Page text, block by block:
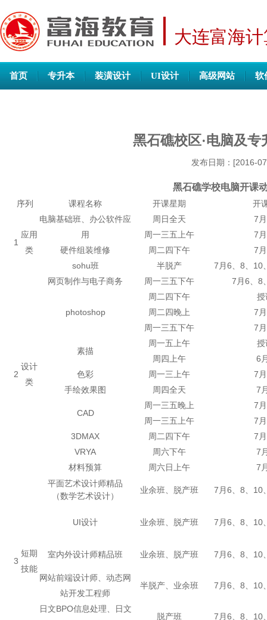
大连富海
首页 专升本 装潢设计 UI设计 高级网站 软
黑石礁校区·电脑及专
发布日期：[2016-
黑石礁学校电脑开课
序列 课程名称 开课星期 开
1
应用
类
电脑基础班、办公软件应
用
周日全天
7
周一三五上午
7
硬件组装维修
周二四下午
7
sohu班
半脱产 7月6、8、10
2
设计
类
网页制作与电子商务 周一三五下午 7月6、8
photoshop
周二四下午
授
周二四晚上
7
周一三五下午
7
素描
周一五上午
授
周四上午
6
色彩
周一三上午
7
手绘效果图
周四全天 7
CAD
周一三五晚上
7
周一三五上午
7
3DMAX
周二四下午
7
VRYA
周六下午
7
材料预算
周六日上午 7
3
短期
技能
平面艺术设计师精品
（数学艺术设计）
业余班、脱产班 7月6、8、10
UI设计 业余班、脱产班 7月6、8、10
室内外设计师精品班 业余班、脱产班 7月6、8、10
网站前端设计师、动态网
站开发工程师
半脱产、业余班 7月6、8、10
日文BPO信息处理、日文
脱产班 7月6、8、10